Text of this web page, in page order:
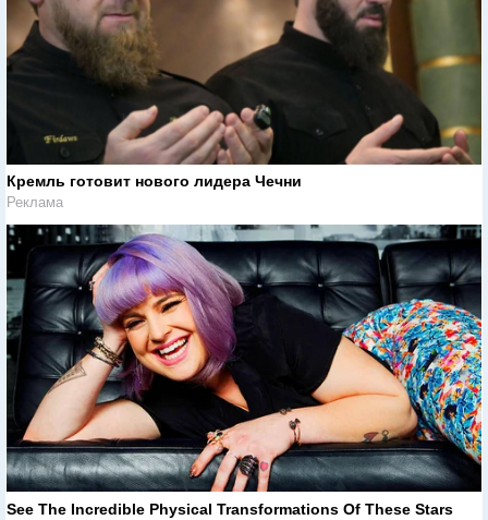
Кремль готовит нового лидера Чечни
Реклама
See The Incredible Physical Transformations Of These Stars